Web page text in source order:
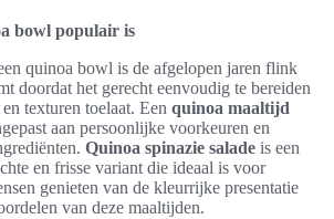
bowl populair is
quinoa bowl is de afgelopen jaren flink
doordat het gerecht eenvoudig te bereiden
texturen toelaat. Een quinoa maaltijd
aan persoonlijke voorkeuren en
Quinoa spinazie salade is een
en frisse variant die ideaal is voor
genieten van de kleurrijke presentatie
van deze maaltijden.